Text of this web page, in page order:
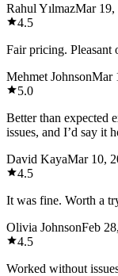
Rahul YılmazMar 19,
4.5
Fair pricing. Pleasant
Mehmet JohnsonMar
5.0
Better than expected
issues, and I’d say it
David KayaMar 10,
4.5
It was fine. Worth a
Olivia JohnsonFeb
4.5
Worked without